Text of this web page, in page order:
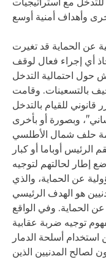
عن الحماية قد تغيرت
أي إجراء فعال لوقف
حول احتمالية التدخل
بالتسعينات. وقامت
قانوني للقيام بالتدخل
وبصورة أو بأخرى
حلف شمال الأطلسي
أوباما أو كبار
إطار لحالتهم لتوجيه
عن الحماية، والذي
هو الهدف الرئيسي
الحماية. وفي الواقع
توجيه ضربة عقابية
أسلحة الدمار
لصالح المدنيين الذين